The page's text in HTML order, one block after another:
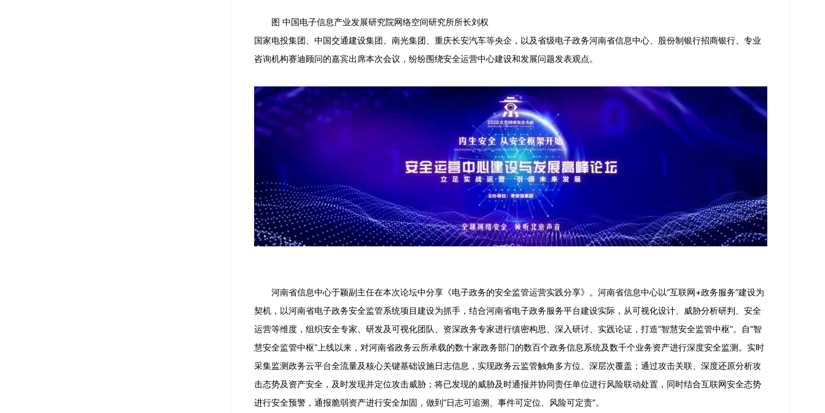
图 中国电子信息产业发展研究院网络空间研究所所长刘权
国家电投集团、中国交通建设集团、南光集团、重庆长安汽车等央企，以及省级电子政务河南省信息中心、股份制银行招商银行、专业
咨询机构赛迪顾问的嘉宾出席本次会议，纷纷围绕安全运营中心建设和发展问题发表观点。
河南省信息中心于颖副主任在本次论坛中分享《电子政务的安全监管运营实践分享》。河南省信息中心以“互联网+政务服务”建设为
契机，以河南省电子政务安全监管系统项目建设为抓手，结合河南省电子政务服务平台建设实际，从可视化设计、威胁分析研判、安全
运营等维度，组织安全专家、研发及可视化团队、资深政务专家进行缜密构思、深入研讨、实践论证，打造“智慧安全监管中枢”。自“智
慧安全监管中枢”上线以来，对河南省政务云所承载的数十家政务部门的数百个政务信息系统及数千个业务资产进行深度安全监测。实时
采集监测政务云平台全流量及核心关键基础设施日志信息，实现政务云监管触角多方位、深层次覆盖；通过攻击关联、深度还原分析攻
击态势及资产安全，及时发现并定位攻击威胁；将已发现的威胁及时通报并协同责任单位进行风险联动处置，同时结合互联网安全态势
进行安全预警，通报脆弱资产进行安全加固，做到“日志可追溯、事件可定位、风险可定责”。